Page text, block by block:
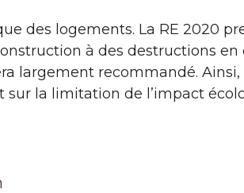
des logements. La RE 2020
à des destructions
largement recommandé.
la limitation de l’impact